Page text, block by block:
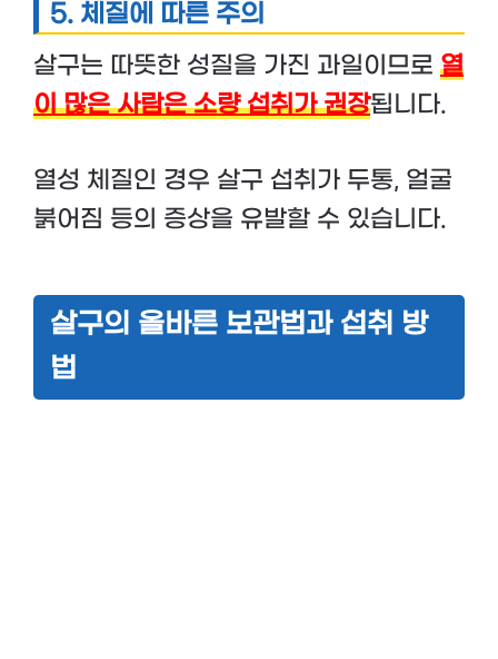
5. 체질에 따른 주의
살구는 따뜻한 성질을 가진 과일이므로 열
이 많은 사람은 소량 섭취가 권장됩니다.
열성 체질인 경우 살구 섭취가 두통, 얼굴
붉어짐 등의 증상을 유발할 수 있습니다.
살구의 올바른 보관법과 섭취 방
법